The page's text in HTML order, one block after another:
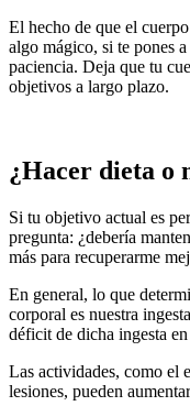
El hecho de que el
algo mágico, si te pones
paciencia. Deja que tu
objetivos a largo plazo.
¿Hacer dieta o
Si tu objetivo actual es
pregunta: ¿debería
más para recuperarme
En general, lo que
corporal es nuestra
déficit de dicha ingesta
Las actividades, como el
lesiones, pueden